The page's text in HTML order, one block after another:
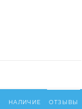
НАЛИЧИЕ ОТЗЫВЫ